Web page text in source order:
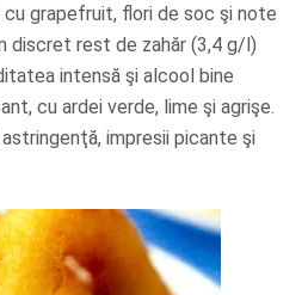
cu grapefruit, flori de soc şi note
discret rest de zahăr (3,4 g/l)
intensă şi alcool bine
cu ardei verde, lime şi agrişe.
impresii picante şi